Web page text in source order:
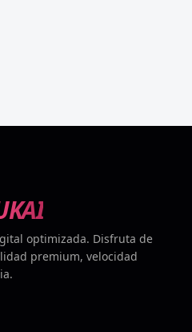
optimizada. Disfruta de
premium, velocidad